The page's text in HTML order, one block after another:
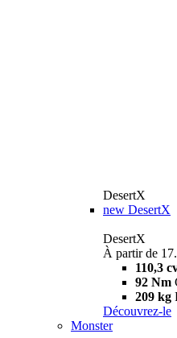
DesertX
new DesertX
DesertX
À partir de
110,3
92 Nm
209 kg
Découvrez-le
Monster